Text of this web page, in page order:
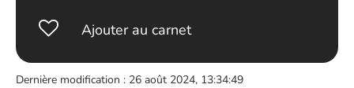
Ajouter au carnet
Dernière modification : 26 août 2024, 13:34:49